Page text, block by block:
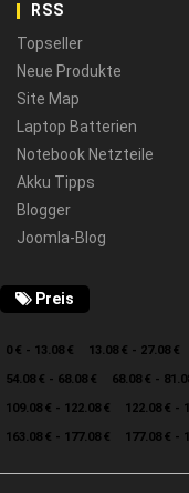
RSS
Topseller
Neue Produkte
Site Map
Laptop Batterien
Notebook Netzteile
Akku Tipps
Blogger
Joomla-Blog
Preis
0 € - 13.08 € 13.08 € - 27.08 €
54.08 € - 68.08 €
68.08 € -
109.08 € - 122.08 €
122.08 € -
163.08 € - 177.08 €
177.08 € -